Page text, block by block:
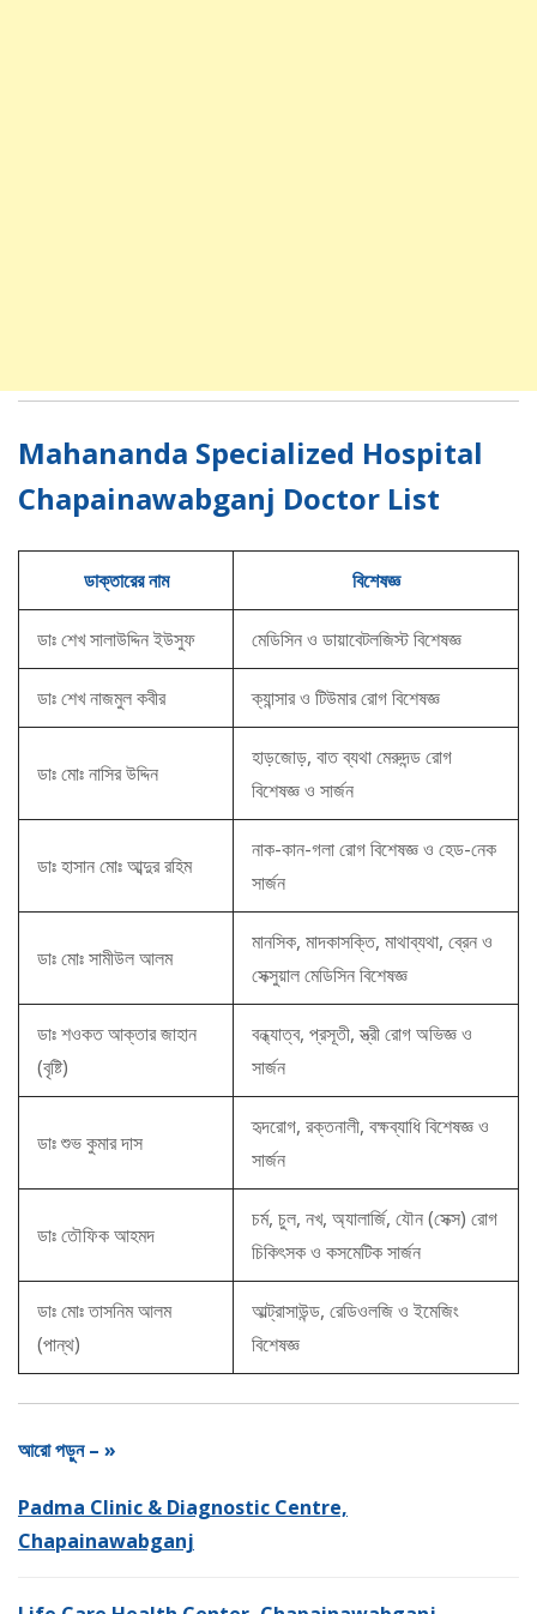
Mahananda Specialized Hospital
Chapainawabganj Doctor List
ডাক্তারের নাম বিশেষজ্ঞ
ডাঃ শেখ সালাউদ্দিন ইউসুফ মেডিসিন ও ডায়াবেটলজিস্ট বিশেষজ্ঞ
ডাঃ শেখ নাজমুল কবীর ক্যান্সার ও টিউমার রোগ বিশেষজ্ঞ
ডাঃ মোঃ নাসির উদ্দিন
হাড়জোড়, বাত ব্যথা মেরুদন্ড রোগ
বিশেষজ্ঞ ও সার্জন
ডাঃ হাসান মোঃ আব্দুর রহিম
নাক-কান-গলা রোগ বিশেষজ্ঞ ও হেড-নেক
সার্জন
ডাঃ মোঃ সামীউল আলম
মানসিক, মাদকাসক্তি, মাথাব্যথা, ব্রেন ও
সেক্সুয়াল মেডিসিন বিশেষজ্ঞ
ডাঃ শওকত আক্তার জাহান
(বৃষ্টি)
বন্ধ্যাত্ব, প্রসূতী, স্ত্রী রোগ অভিজ্ঞ ও
সার্জন
ডাঃ শুভ কুমার দাস
হৃদরোগ, রক্তনালী, বক্ষব্যাধি বিশেষজ্ঞ ও
সার্জন
ডাঃ তৌফিক আহমদ
চর্ম, চুল, নখ, অ্যালার্জি, যৌন (সেক্স) রোগ
চিকিৎসক ও কসমেটিক সার্জন
ডাঃ মোঃ তাসনিম আলম
(পান্থ)
আল্ট্রাসাউন্ড, রেডিওলজি ও ইমেজিং
বিশেষজ্ঞ
আরো পড়ুন – »
Padma Clinic & Diagnostic Centre,
Chapainawabganj